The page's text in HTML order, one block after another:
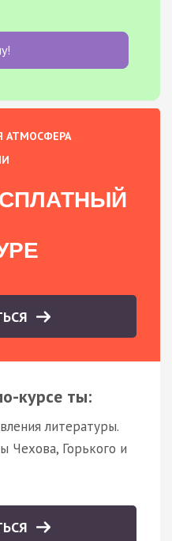
АТМОСФЕРА
курсе ты:
литературы.
Чехова, Горького и